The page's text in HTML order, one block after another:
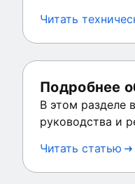
Читать
Подробнее
В этом разделе
руководства и
Читать статью